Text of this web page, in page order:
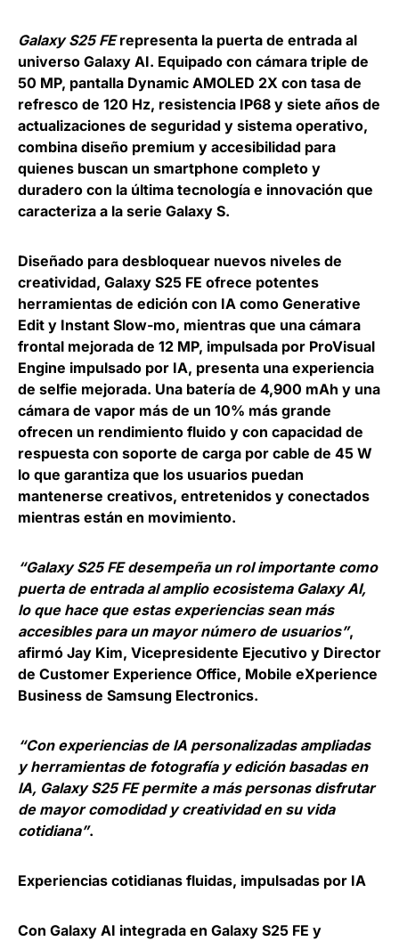
Galaxy S25 FErepresenta la puerta de entrada al
universo Galaxy AI. Equipado con cámara triple de
50 MP, pantalla Dynamic AMOLED 2X con tasa de
refresco de 120 Hz, resistencia IP68 y siete años de
actualizaciones de seguridad y sistema operativo,
combina diseño premium y accesibilidad para
quienes buscan un smartphone completo y
duradero con la última tecnología e innovación que
caracteriza a la serie Galaxy S.
Diseñado para desbloquear nuevos niveles de
creatividad, Galaxy S25 FE ofrece potentes
herramientas de edición con IA como Generative
Edit y Instant Slow-mo, mientras que una cámara
frontal mejorada de 12 MP, impulsada por ProVisual
Engine impulsado por IA, presenta una experiencia
de selfie mejorada. Una batería de 4,900 mAh y una
cámara de vapor más de un 10% más grande
ofrecen un rendimiento fluido y con capacidad de
respuesta con soporte de carga por cable de 45 W
lo que garantiza que los usuarios puedan
mantenerse creativos, entretenidos y conectados
mientras están en movimiento.
“Galaxy S25 FE desempeña un rol importante como
puerta de entrada al amplio ecosistema Galaxy AI,
lo que hace que estas experiencias sean más
accesibles para un mayor número de usuarios”,
afirmó Jay Kim, Vicepresidente Ejecutivo y Director
de Customer Experience Office, Mobile eXperience
Business de Samsung Electronics.
“Con experiencias de IA personalizadas ampliadas
y herramientas de fotografía y edición basadas en
IA, Galaxy S25 FE permite a más personas disfrutar
de mayor comodidad y creatividad en su vida
cotidiana”.
Experiencias cotidianas fluidas, impulsadas por IA
Con Galaxy AI integrada en Galaxy S25 FE y